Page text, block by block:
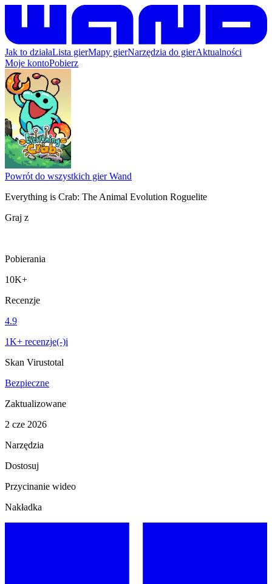
Jak to działaLista gierMapy gierNarzędzia do gierAktualności
Moje kontoPobierz
Powrót do wszystkich gier Wand
Everything is Crab: The Animal Evolution Roguelite
Graj z
Pobierania
10K+
Recenzje
4.9
1K+ recenzje(-)i
Skan Virustotal
Bezpieczne
Zaktualizowane
2 cze 2026
Narzędzia
Dostosuj
Przycinanie wideo
Nakładka